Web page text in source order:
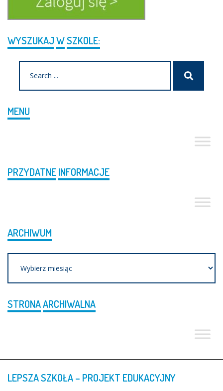
WYSZUKAJWSZKOLE:
MENU
PRZYDATNEINFORMACJE
ARCHIWUM
STRONAARCHIWALNA
LEPSZASZKOŁA– PROJEKT EDUKACYJNY